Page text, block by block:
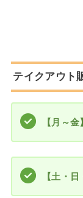
テイクアウト
【月～
【土・日